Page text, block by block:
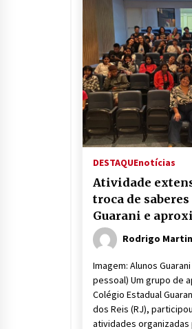
DESTAQUEnotícias
Atividade
troca de
Guarani e
povosRodrigo
Imagem: Alunos
pessoal) Um grupo de
Colégio Estadual
dos Reis (RJ),
atividades